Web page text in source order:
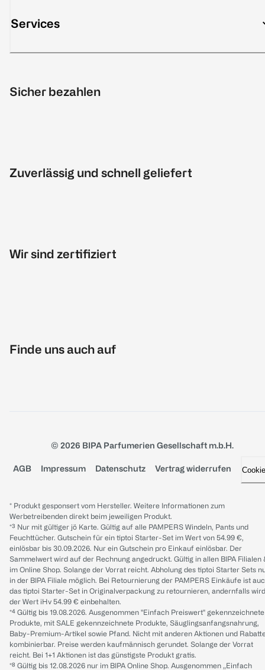
Services
Sicher bezahlen
Zuverlässig und schnell geliefert
Wir sind zertifiziert
Finde uns auch auf
© 2026 BIPA Parfumerien Gesellschaft m.b.H.
AGB Impressum Datenschutz Vertrag widerrufen
* Produkt gesponsert vom Hersteller. Weitere Informationen zum
Werbetreibenden direkt beim jeweiligen Produkt.
*³ Nur mit gültiger jö Karte. Gültig auf alle PAMPERS Windeln, Pants und
Feuchttücher. Gutschein für ein tiptoi Starter-Set im Wert von 54.99 €,
einlösbar bis 30.09.2026. Nur ein Gutschein pro Einkauf einlösbar. Der
Sammelwert wird auf der Rechnung angedruckt. Gültig in allen BIPA Filialen
im Online Shop. Solange der Vorrat reicht. Abholung des tiptoi Starter Sets
in der BIPA Filiale möglich. Bei Retournierung der PAMPERS Einkäufe ist
das tiptoi Starter-Set in Originalverpackung zu retournieren, andernfalls wird
der Wert iHv 54.99 € einbehalten.
*⁴ Gültig bis 19.08.2026. Ausgenommen "Einfach Preiswert" gekennzeichnete
Produkte, mit SALE gekennzeichnete Produkte, Säuglingsanfangsnahrung,
Baby-Premium-Artikel sowie Pfand. Nicht mit anderen Aktionen und
kombinierbar. Preise werden kaufmännisch gerundet. Solange der Vorrat
reicht. Bei 1+1 Aktionen ist das günstigste Produkt gratis.
*⁸ Gültig bis 12.08.2026 nur im BIPA Online Shop. Ausgenommen „Einfach